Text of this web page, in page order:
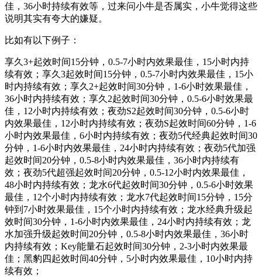
佳，36小时持续有效等，过来问小牛是否属实，小牛觉得这些
说明其实有夸大的嫌疑。
比如有以下例子：
享久3+起效时间15分钟，0.5-7小时内效果最佳，15小时内持
续有效；享久3起效时间15分钟，0.5-7小时内效果最佳，15小
时内持续有效；享久2+起效时间30分钟，1-6小时效果最佳，
36小时内持续有效；享久2起效时间30分钟，0.5-6小时效果最
佳，12小时内持续有效；夜劲S2起效时间30分钟，0.5-6小时
内效果最佳，12小时内持续有效；夜劲S起效时间60分钟，1-6
小时内效果最佳，6小时内持续有效；夜劲5代经典起效时间30
分钟，1-6小时内效果最佳，24小时内持续有效；夜劲5代加强
起效时间20分钟，0.5-8小时内效果最佳，36小时内持续有
效；夜劲5代超强起效时间20分钟，0.5-12小时内效果最佳，
48小时内持续有效；龙水6代起效时间30分钟，0.5-6小时效果
最佳，12个小时内持续有效；龙水7代起效时间15分钟，15分
钟到7小时效果最佳，15个小时内持续有效；龙水经典升级起
效时间30分钟，1-6小时内效果最佳，24小时内持续有效；龙
水加强升级起效时间20分钟，0.5-8小时内效果最佳，36小时
内持续有效；Key能量石起效时间30分钟，2-3小时内效果最
佳；黑豹四起效时间40分钟，5小时内效果最佳，10小时内持
续有效；